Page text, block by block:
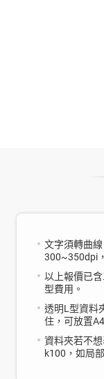
文字須轉曲
300~350dpi
以上報價已
型費用。
透明L型資料
住，可放置
資料夾若不
k100，如局